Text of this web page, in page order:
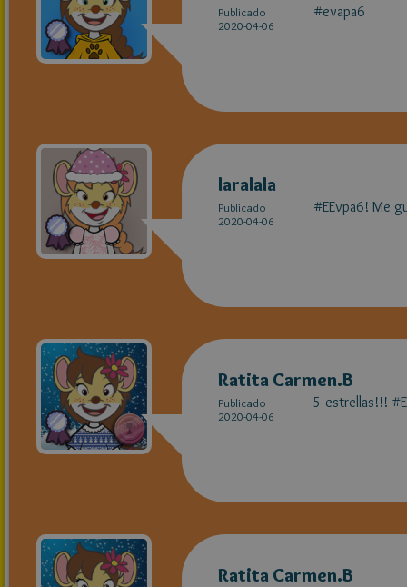
Publicado
2020-04-06
#evapa6
laralala
Publicado
2020-04-06
#EEvpa6! Me
Ratita Carmen.B
Publicado
2020-04-06
5 estrellas!!!
Ratita Carmen.B